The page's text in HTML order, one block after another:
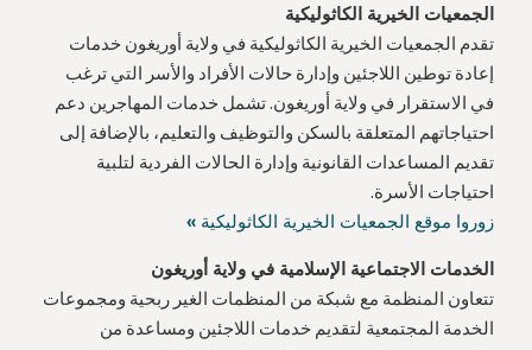
الجمعيات الخيرية الكاثوليكية
تقدم الجمعيات الخيرية الكاثوليكية في ولاية أوريغون خدمات
إعادة توطين اللاجئين وإدارة حالات الأفراد والأسر التي ترغب
في الاستقرار في ولاية أوريغون. تشمل خدمات المهاجرين دعم
احتياجاتهم المتعلقة بالسكن والتوظيف والتعليم، بالإضافة إلى
تقديم المساعدات القانونية وإدارة الحالات الفردية لتلبية
احتياجات الأسرة.
زوروا موقع الجمعيات الخيرية الكاثوليكية »
الخدمات الاجتماعية الإسلامية في ولاية أوريغون
تتعاون المنظمة مع شبكة من المنظمات الغير ربحية ومجموعات
الخدمة المجتمعية لتقديم خدمات اللاجئين ومساعدة من